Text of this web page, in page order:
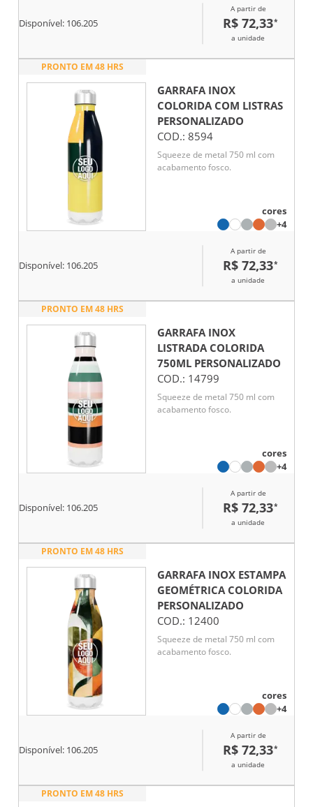
Disponível: 106.205
A partir de
R$ 72,33*
a unidade
PRONTO EM 48 HRS
GARRAFA INOX
COLORIDA COM LISTRAS
PERSONALIZADO
COD.: 8594
Squeeze de metal 750 ml com
acabamento fosco.
cores
+4
Disponível: 106.205
A partir de
R$ 72,33*
a unidade
PRONTO EM 48 HRS
GARRAFA INOX
LISTRADA COLORIDA
750ML PERSONALIZADO
COD.: 14799
Squeeze de metal 750 ml com
acabamento fosco.
cores
+4
Disponível: 106.205
A partir de
R$ 72,33*
a unidade
PRONTO EM 48 HRS
GARRAFA INOX ESTAMPA
GEOMÉTRICA COLORIDA
PERSONALIZADO
COD.: 12400
Squeeze de metal 750 ml com
acabamento fosco.
cores
+4
Disponível: 106.205
A partir de
R$ 72,33*
a unidade
PRONTO EM 48 HRS